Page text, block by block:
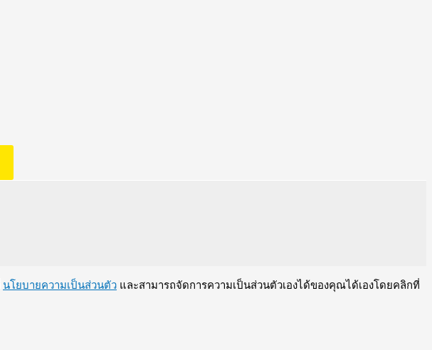
นโยบายความเป็นส่วนตัว และสามารถจัดการความเป็นส่วนตัวเองได้ของคุณได้เองโดยคลิกที่